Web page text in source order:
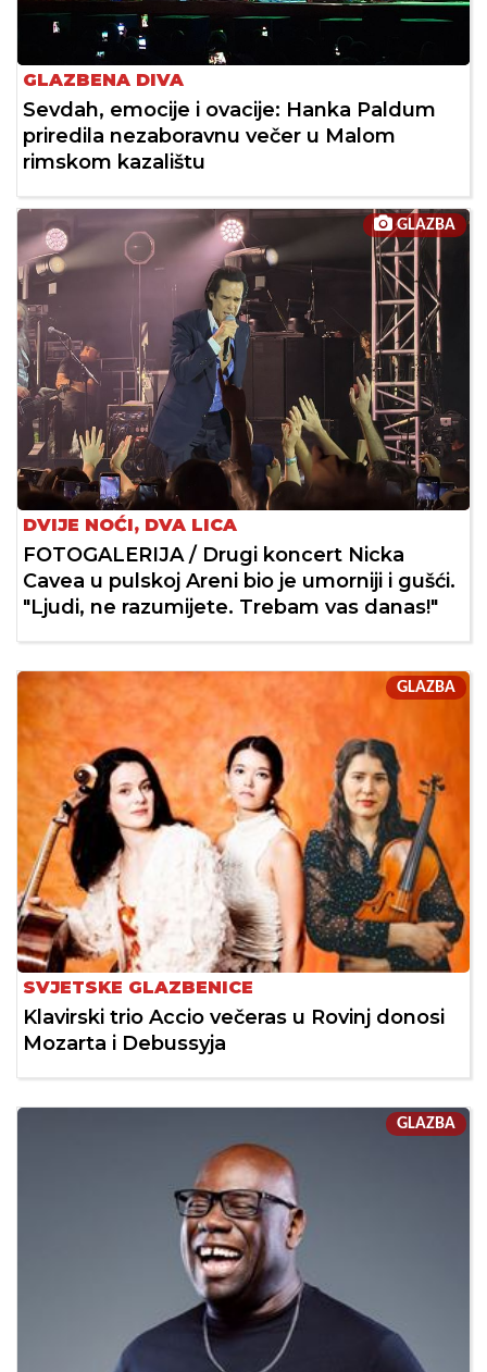
GLAZBENA DIVA
Sevdah, emocije i ovacije: Hanka Paldum
priredila nezaboravnu večer u Malom
rimskom kazalištu
GLAZBA
DVIJE NOĆI, DVA LICA
FOTOGALERIJA / Drugi koncert Nicka
Cavea u pulskoj Areni bio je umorniji i gušći.
"Ljudi, ne razumijete. Trebam vas danas!"
GLAZBA
SVJETSKE GLAZBENICE
Klavirski trio Accio večeras u Rovinj donosi
Mozarta i Debussyja
GLAZBA